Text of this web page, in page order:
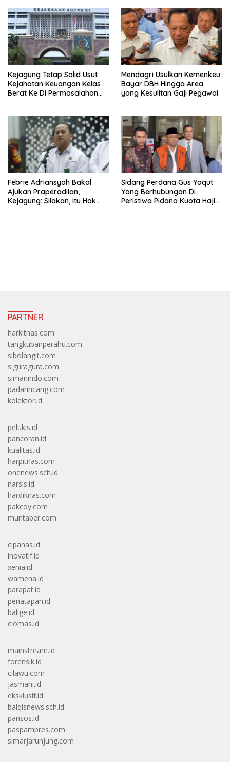
Kejagung Tetap Solid Usut
Kejahatan Keuangan Kelas
Berat Ke Di Permasalahan
Mendagri Usulkan Kemenkeu
Bayar DBH Hingga Area
yang Kesulitan Gaji Pegawai
Febrie Adriansyah Bakal
Ajukan Praperadilan,
Kejagung: Silakan, Itu Hak
Sidang Perdana Gus Yaqut
Yang Berhubungan Di
Peristiwa Pidana Kuota Haji
PARTNER
harkitnas.com
tangkubanperahu.com
sibolangit.com
siguragura.com
simanindo.com
padarincang.com
kolektor.id
pelukis.id
pancoran.id
kualitas.id
harpitnas.com
onenews.sch.id
narsis.id
hardiknas.com
pakcoy.com
muntaber.com
cipanas.id
inovatif.id
xenia.id
wamena.id
parapat.id
penatapan.id
balige.id
ciomas.id
mainstream.id
forensik.id
cilawu.com
jasmani.id
eksklusif.id
balqisnews.sch.id
pansos.id
paspampres.com
simarjarunjung.com